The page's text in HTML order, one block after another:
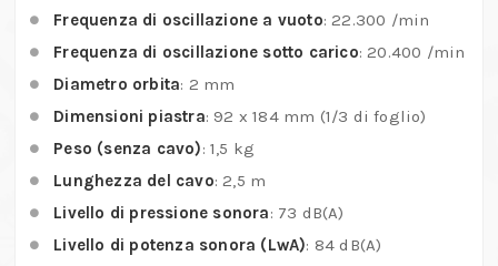
Frequenza di oscillazione a vuoto:22.300 /min
Frequenza di oscillazione sotto carico:20.400 /min
Diametro orbita: 2 mm
Dimensioni piastra: 92 x 184 mm (1/3 di foglio)
Peso (senza cavo):1,5 kg
Lunghezza del cavo:2,5 m
Livello di pressione sonora: 73 dB(A)
Livello di potenza sonora (LwA): 84 dB(A)